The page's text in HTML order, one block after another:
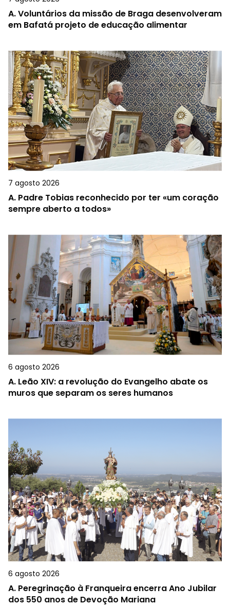
A.Voluntários da missão de Braga desenvolveram
em Bafatá projeto de educação alimentar
7 agosto 2026
A. Padre Tobias reconhecido por ter «um coração
sempre aberto a todos»
6 agosto 2026
A. Leão XIV: a revolução do Evangelho abate os
muros que separam os seres humanos
6 agosto 2026
A. Peregrinação à Franqueira encerra Ano Jubilar
dos 550 anos de Devoção Mariana